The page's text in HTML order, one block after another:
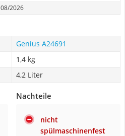
08/2026
Genius A24691
1,4 kg
4,2 Liter
Nachteile
nicht
spülmaschinenfest